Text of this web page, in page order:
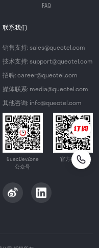
FAQ
联系我们
销售支持: sales@quectel.com
技术支持: support@quectel.com
招聘: career@quectel.com
媒体联系: media@quectel.com
其他咨询: info@quectel.com
QuecDevZone
公众号
官方公众号